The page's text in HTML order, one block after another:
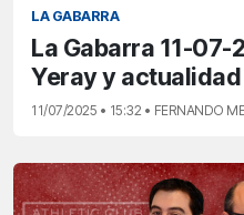
LA GABARRA
La Gabarra 11-
Yeray y
11/07/2025 • 15:32 • FERNANDO